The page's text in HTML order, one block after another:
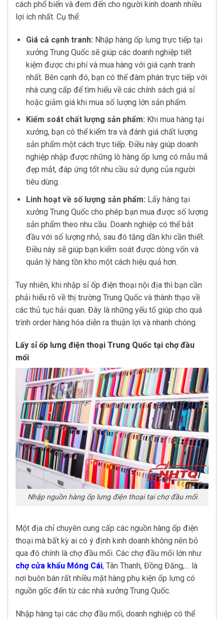
cách phổ biến và đem đến cho người kinh doanh nhiều
lợi ích nhất. Cụ thể:
Giá cả cạnh tranh: Nhập hàng ốp lưng trực tiếp tại
xưởng Trung Quốc sẽ giúp các doanh nghiệp tiết
kiệm được chi phí và mua hàng với giá cạnh tranh
nhất. Bên cạnh đó, bạn có thể đàm phán trực tiếp với
nhà cung cấp để tìm hiểu về các chính sách giá sỉ
hoặc giảm giá khi mua số lượng lớn sản phẩm.
Kiểm soát chất lượng sản phẩm: Khi mua hàng tại
xưởng, bạn có thể kiểm tra và đánh giá chất lượng
sản phẩm một cách trực tiếp. Điều này giúp doanh
nghiệp nhập được những lô hàng ốp lưng có mẫu mã
đẹp mắt, đáp ứng tốt nhu cầu sử dụng của người
tiêu dùng.
Linh hoạt về số lượng sản phẩm: Lấy hàng tại
xưởng Trung Quốc cho phép bạn mua được số lượng
sản phẩm theo nhu cầu. Doanh nghiệp có thể bắt
đầu với số lượng nhỏ, sau đó tăng dần khi cần thiết.
Điều này sẽ giúp bạn kiểm soát được dòng vốn và
quản lý hàng tồn kho một cách hiệu quả hơn.
Tuy nhiên, khi nhập sỉ ốp điện thoại nội địa thì bạn cần
phải hiểu rõ về thị trường Trung Quốc và thành thạo về
các thủ tục hải quan. Đây là những yếu tố giúp cho quá
trình order hàng hóa diễn ra thuận lợi và nhanh chóng.
Lấy sỉ ốp lưng điện thoại Trung Quốc tại chợ đầu
mối
Nhập nguồn hàng ốp lưng điện thoại tại chợ đầu mối
Một địa chỉ chuyên cung cấp các nguồn hàng ốp điện
thoại mà bất kỳ ai có ý định kinh doanh không nên bỏ
qua đó chính là chợ đầu mối. Các chợ đầu mối lớn như
chợ cửa khẩu Móng Cái, Tân Thanh, Đồng Đăng,… là
nơi buôn bán rất nhiều mặt hàng phụ kiện ốp lưng có
nguồn gốc đến từ các nhà xưởng Trung Quốc.
Nhập hàng tại các chợ đầu mối, doanh nghiệp có thể